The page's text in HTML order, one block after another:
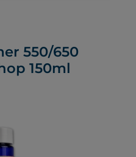
550/650
150ml